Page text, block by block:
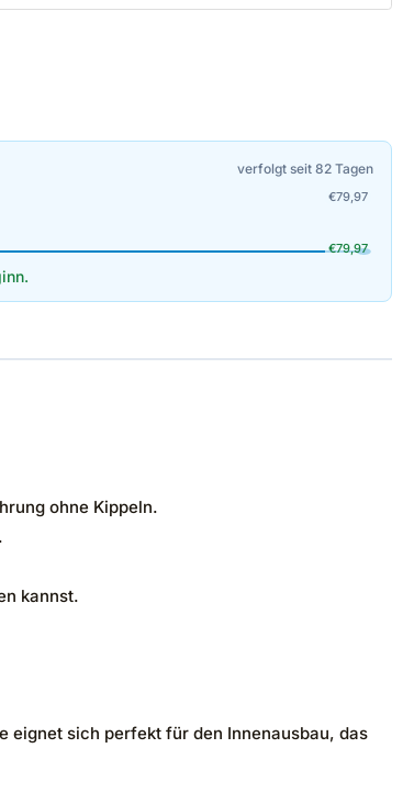
verfolgt seit 82 Tagen
€79,97
€79,97
ohne Kippeln.
kannst.
eignet sich perfekt für den Innenausbau, das